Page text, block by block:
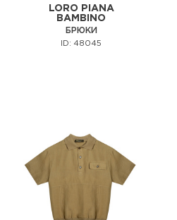
LORO PIANA
BAMBINO
БРЮКИ
ID: 48045